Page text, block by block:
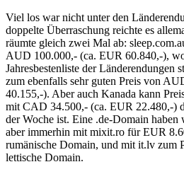
Viel los war nicht unter den
doppelte Überraschung reichte es
räumte gleich zwei Mal ab:
AUD 100.000,- (ca. EUR 60.840,-),
Jahresbestenliste der Länderendungen
zum ebenfalls sehr guten Preis von
40.155,-). Aber auch Kanada kann
mit CAD 34.500,- (ca. EUR 22.480,-)
der Woche ist. Eine .de-Domain haben
aber immerhin mit mixit.ro für EUR
rumänische Domain, und mit it.lv zum
lettische Domain.